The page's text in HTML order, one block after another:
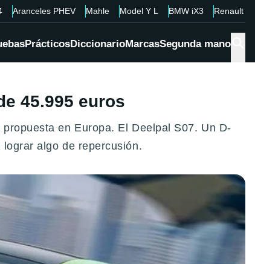
Aranceles PHEV Mahle Model Y L BMW iX3 Renault
PrácticosDiccionarioMarcasSegunda mano
45.995 euros
en Europa. El Deelpal S07. Un D-
algo de repercusión.